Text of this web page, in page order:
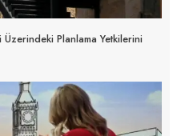
Planlama Yetkilerini